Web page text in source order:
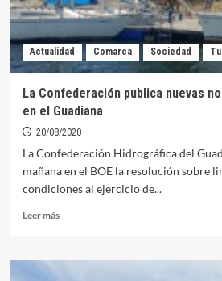
pasada
Actualidad Comarca Sociedad
La Confederación publica nuevas
en el Guadiana
20/08/2020
La Confederación Hidrográfica del
mañana en el BOE la resolución sobre
condiciones al ejercicio de...
Leer másLeer
La